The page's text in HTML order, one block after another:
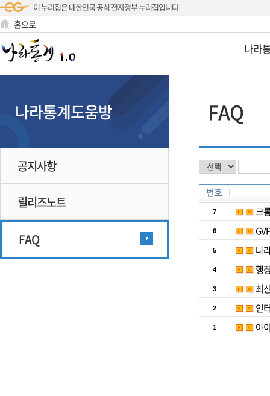
이 누리집은 대한민국 공식 전자정부 누리집입니다
홈으로
나라
나라통계도움방
공지사항
릴리즈노트
FAQ
FAQ
번호
7 크
6
5 나
4 행
3 최
2 인
1 아